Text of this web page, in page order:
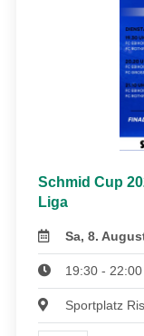
Schmid Cup
Liga
Sa, 8.
19:30 -
Sportplatz